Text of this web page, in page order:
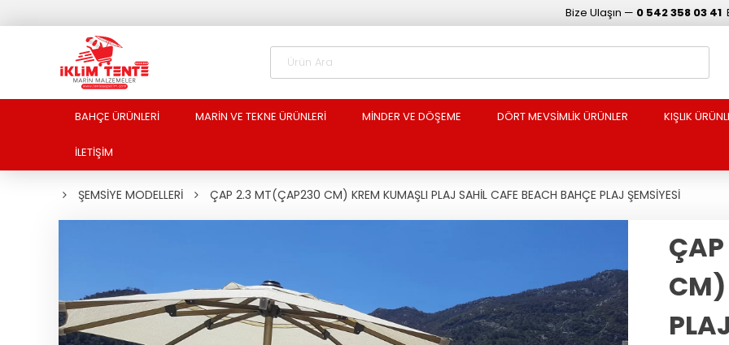
Bize Ulaşın — 0 542 358 03 41
BAHÇE ÜRÜNLERİ MARİN VE TEKNE ÜRÜNLERİ MİNDER VE DÖŞEME DÖRT MEVSİMLİK ÜRÜNLER KIŞLIK
İLETİŞİM
ŞEMSİYE MODELLERİ ÇAP 2.3 MT(ÇAP230 CM) KREM KUMAŞLI PLAJ SAHİL CAFE BEACH BAHÇE PLAJ ŞEMSİYESİ
CM)